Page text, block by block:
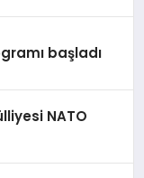
başladı
NATO